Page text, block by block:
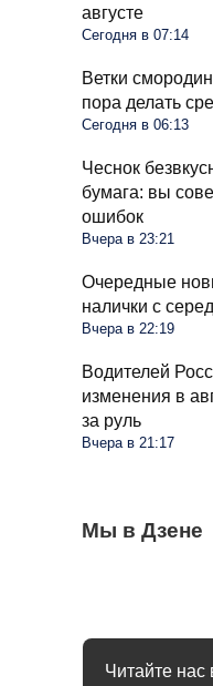
августе
Сегодня в 07:14
Ветки
пора делать
Сегодня в 06:13
Чеснок
бумага: вы
ошибок
Вчера в 23:21
Очередные
налички с
Вчера в 22:19
Водителей
изменения в
за руль
Вчера в 21:17
Мы в Дзене
Все помидоры
пятнами в
Капустные
Весь лук сгнил
Читайте нас